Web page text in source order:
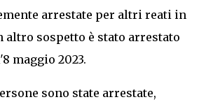
arrestate per altri reati in
altro sospetto è stato arrestato
maggio 2023.
sono state arrestate,